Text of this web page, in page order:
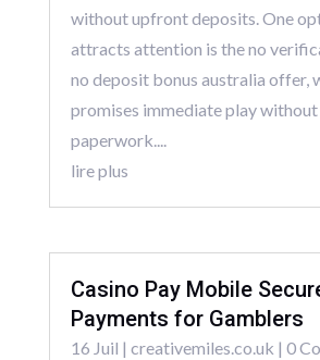
without upfront deposits. One
attracts attention is the no
no deposit bonus australia offer,
promises immediate play
paperwork....
lire plus
Casino Pay Mobile
Payments for Gamblers
16 Juil | creativemiles.co.uk | 0